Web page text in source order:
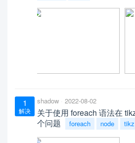
1
解决
shadow 2022-08-02
关于使用 foreach 语法在
个问题
foreach node tikz